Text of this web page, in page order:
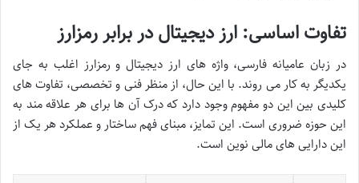
تفاوت اساسی: ارز دیجیتال در برابر رمزارز
در زبان عامیانه فارسی، واژه های ارز دیجیتال و رمزارز اغلب به جای
یکدیگر به کار می روند. با این حال، از منظر فنی و تخصصی، تفاوت های
کلیدی بین این دو مفهوم وجود دارد که درک آن ها برای هر علاقه مند به
این حوزه ضروری است. این تمایز، مبنای فهم ساختار و عملکرد هر یک از
این دارایی های مالی نوین است.